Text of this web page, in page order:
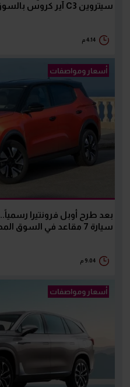
سيتروين C3 آير كروس بالسوق المصري
4:14 م
أسعار ومواصفات
بعد طرح أوبل فرونتيرا
سيارة 7 مقاعد في السوق المصري
9:04 م
أسعار ومواصفات